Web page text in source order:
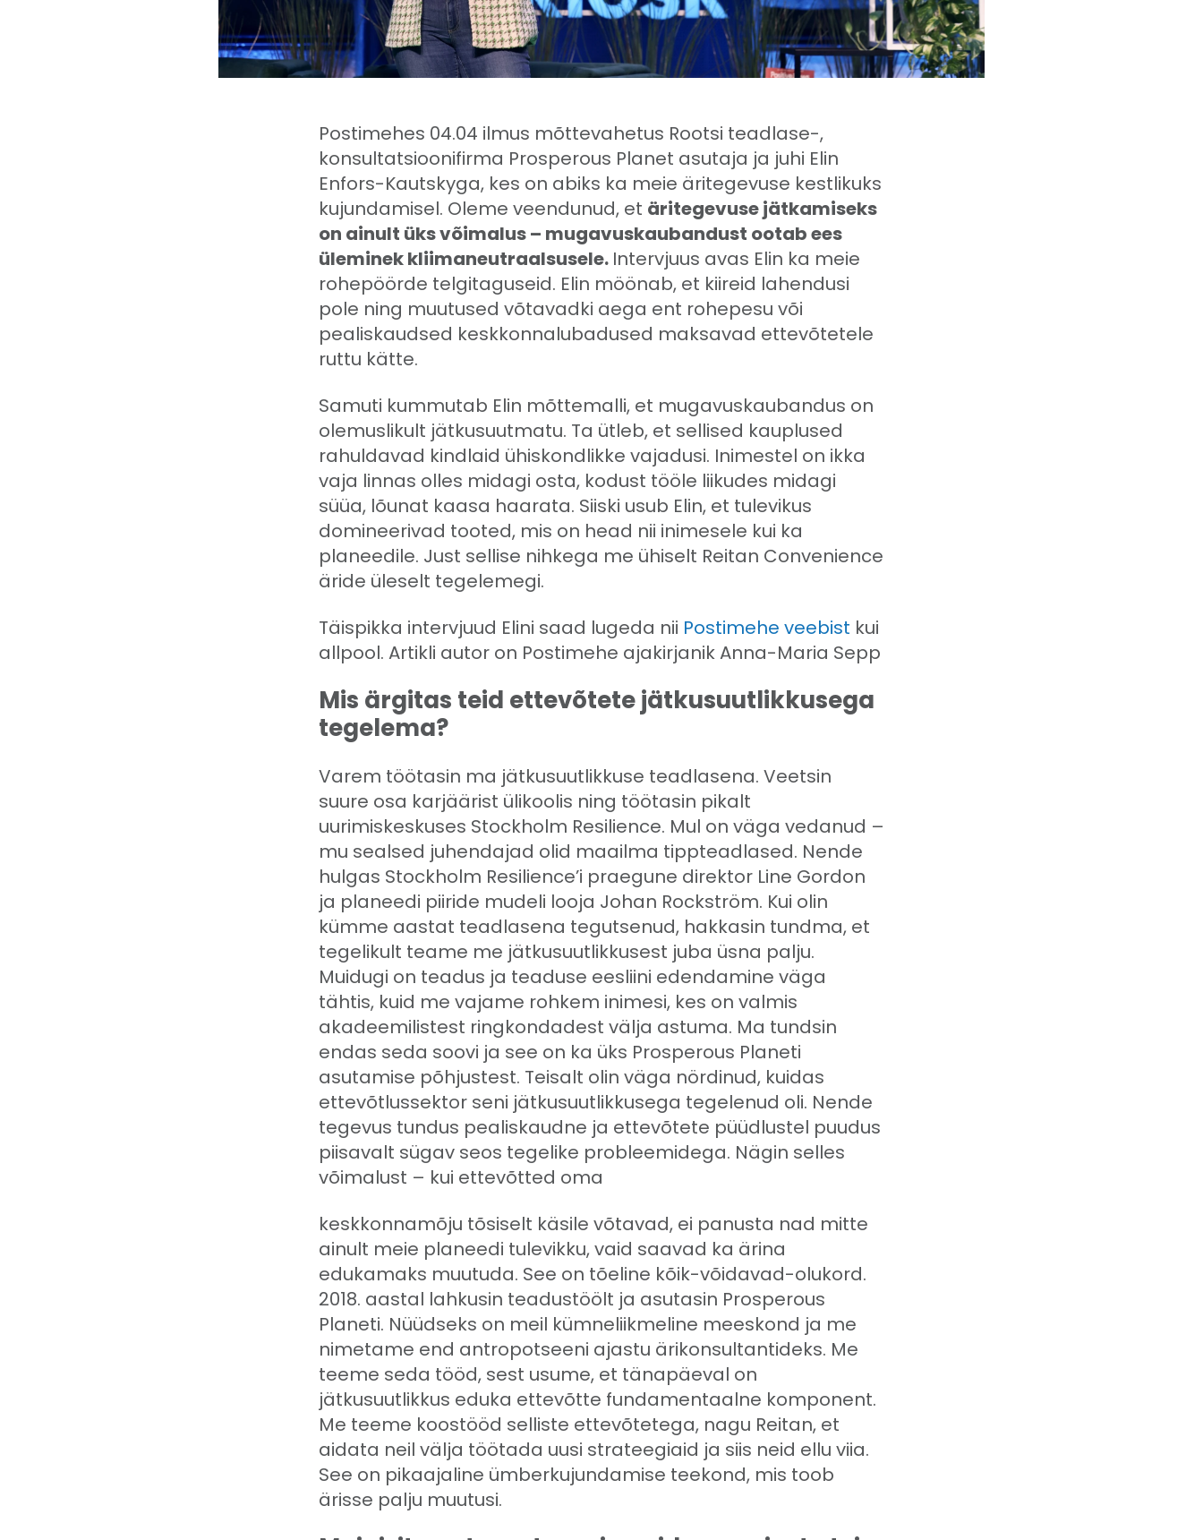
Postimehes 04.04 ilmus mõttevahetus Rootsi teadlase-,
konsultatsioonifirma Prosperous Planet asutaja ja juhi Elin
Enfors-Kautskyga, kes on abiks ka meie äritegevuse kestlikuks
kujundamisel. Oleme veendunud, et äritegevuse jätkamiseks
on ainult üks võimalus – mugavuskaubandust ootab ees
üleminek kliimaneutraalsusele. Intervjuus avas Elin ka meie
rohepöörde telgitaguseid. Elin möönab, et kiireid lahendusi
pole ning muutused võtavadki aega ent rohepesu või
pealiskaudsed keskkonnalubadused maksavad ettevõtetele
ruttu kätte.
Samuti kummutab Elin mõttemalli, et mugavuskaubandus on
olemuslikult jätkusuutmatu. Ta ütleb, et sellised kauplused
rahuldavad kindlaid ühiskondlikke vajadusi. Inimestel on ikka
vaja linnas olles midagi osta, kodust tööle liikudes midagi
süüa, lõunat kaasa haarata. Siiski usub Elin, et tulevikus
domineerivad tooted, mis on head nii inimesele kui ka
planeedile. Just sellise nihkega me ühiselt Reitan Convenience
äride üleselt tegelemegi.
Täispikka intervjuud Elini saad lugeda nii Postimehe veebist kui
allpool. Artikli autor on Postimehe ajakirjanik Anna-Maria Sepp
Mis ärgitas teid ettevõtete jätkusuutlikkusega
tegelema?
Varem töötasin ma jätkusuutlikkuse teadlasena. Veetsin
suure osa karjäärist ülikoolis ning töötasin pikalt
uurimiskeskuses Stockholm Resilience. Mul on väga vedanud –
mu sealsed juhendajad olid maailma tippteadlased. Nende
hulgas Stockholm Resilience’i praegune direktor Line Gordon
ja planeedi piiride mudeli looja Johan Rockström. Kui olin
kümme aastat teadlasena tegutsenud, hakkasin tundma, et
tegelikult teame me jätkusuutlikkusest juba üsna palju.
Muidugi on teadus ja teaduse eesliini edendamine väga
tähtis, kuid me vajame rohkem inimesi, kes on valmis
akadeemilistest ringkondadest välja astuma. Ma tundsin
endas seda soovi ja see on ka üks Prosperous Planeti
asutamise põhjustest. Teisalt olin väga nördinud, kuidas
ettevõtlussektor seni jätkusuutlikkusega tegelenud oli. Nende
tegevus tundus pealiskaudne ja ettevõtete püüdlustel puudus
piisavalt sügav seos tegelike probleemidega. Nägin selles
võimalust – kui ettevõtted oma
keskkonnamõju tõsiselt käsile võtavad, ei panusta nad mitte
ainult meie planeedi tulevikku, vaid saavad ka ärina
edukamaks muutuda. See on tõeline kõik-võidavad-olukord.
2018. aastal lahkusin teadustöölt ja asutasin Prosperous
Planeti. Nüüdseks on meil kümneliikmeline meeskond ja me
nimetame end antropotseeni ajastu ärikonsultantideks. Me
teeme seda tööd, sest usume, et tänapäeval on
jätkusuutlikkus eduka ettevõtte fundamentaalne komponent.
Me teeme koostööd selliste ettevõtetega, nagu Reitan, et
aidata neil välja töötada uusi strateegiaid ja siis neid ellu viia.
See on pikaajaline ümberkujundamise teekond, mis toob
ärisse palju muutusi.